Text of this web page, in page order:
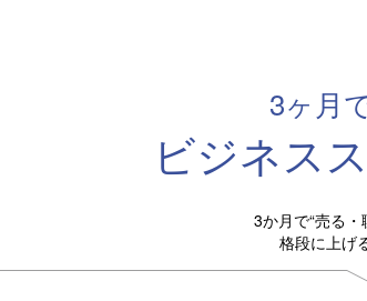
3ヶ月
ビジネス
3か月で“売る
格段に上げ